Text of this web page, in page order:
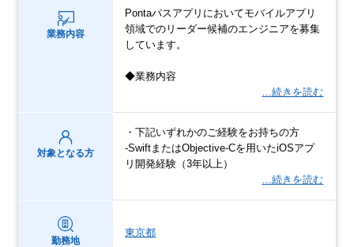
業務内容
Pontaパスアプリにおいてモバイルアプリ
領域でのリーダー候補のエンジニアを募集
しています。
◆業務内容
…続きを読む
対象となる方
・下記いずれかのご経験をお持ちの方
-SwiftまたはObjective-Cを用いたiOSアプ
リ開発経験（3年以上）
…続きを読む
勤務地
東京都